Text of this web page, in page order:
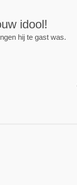
Wekkers ,
Zet een wekker op